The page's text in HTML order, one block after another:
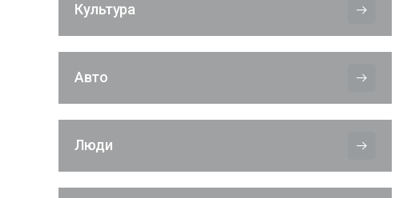
Культура
Авто
Люди